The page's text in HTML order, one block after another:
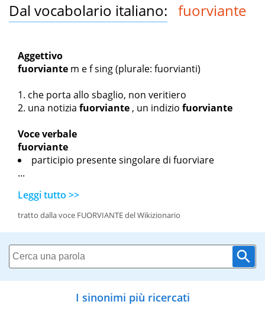
Dal vocabolario italiano: fuorviante
Aggettivo
fuorviante m ef sing(plurale: fuorvianti)
che porta allo sbaglio, non veritiero
una notizia fuorviante , un indizio fuorviante
Voce verbale
fuorviante
participio presente singolare di fuorviare
...
Leggi tutto >>
tratto dalla voce FUORVIANTE del Wikizionario
I sinonimi più ricercati